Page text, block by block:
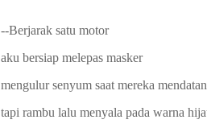
--Berjarak satu motor
aku bersiap melepas masker
mengulur senyum saat mereka
tapi rambu lalu menyala pada warna